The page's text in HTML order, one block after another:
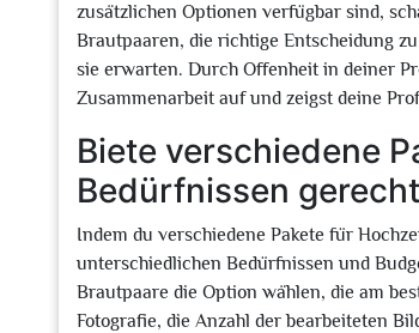
zusätzlichen Optionen verfügbar sind,
Brautpaaren, die richtige Entscheidung
sie erwarten. Durch Offenheit in deiner
Zusammenarbeit auf und zeigst deine
Biete verschiedene
Bedürfnissen
Indem du verschiedene Pakete für
unterschiedlichen Bedürfnissen und
Brautpaare die Option wählen, die am
Fotografie, die Anzahl der bearbeiteten